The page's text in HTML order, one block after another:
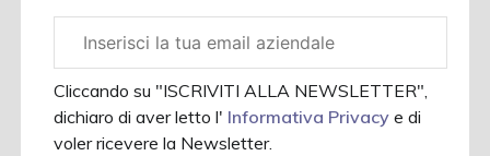
aziendale
Cliccando su "ISCRIVITI ALLA NEWSLETTER",
dichiaro di aver letto l' Informativa Privacye di
voler ricevere la Newsletter.